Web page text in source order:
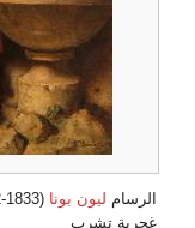
الرسام ليون بونا
غجرية تشرب